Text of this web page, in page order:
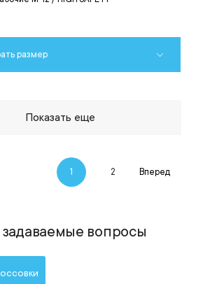
размер
Показать еще
1 2 Вперед
задаваемые вопросы